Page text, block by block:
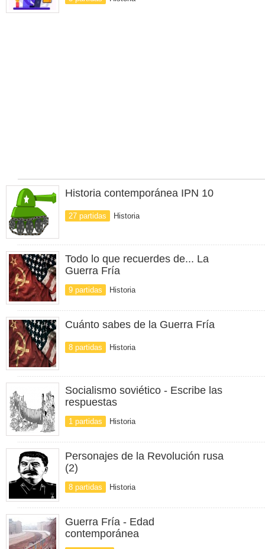
Historia contemporánea IPN 10
27 partidas Historia
Todo lo que recuerdes de... La
Guerra Fría
9 partidas Historia
Cuánto sabes de la Guerra Fría
8 partidas Historia
Socialismo soviético - Escribe las
respuestas
1 partidas Historia
Personajes de la Revolución rusa
(2)
8 partidas Historia
Guerra Fría - Edad
contemporánea